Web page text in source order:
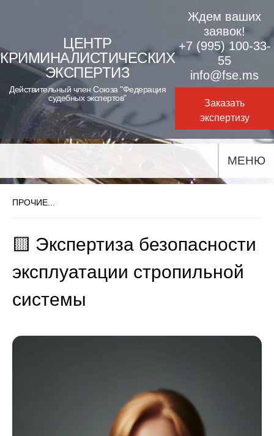
content
ЦЕНТР
КРИМИНАЛИСТИЧЕСКИХ
ЭКСПЕРТИЗ
Действительный член Союза "Федерация
судебных экспертов"
Ждем ваших
заявок!
+7 (995) 100-33-
55
info@fse.ms
Заказать
экспертизу
МЕНЮ
ПРОЧИЕ...
🟨 Экспертиза безопасности
эксплуатации стропильной
системы